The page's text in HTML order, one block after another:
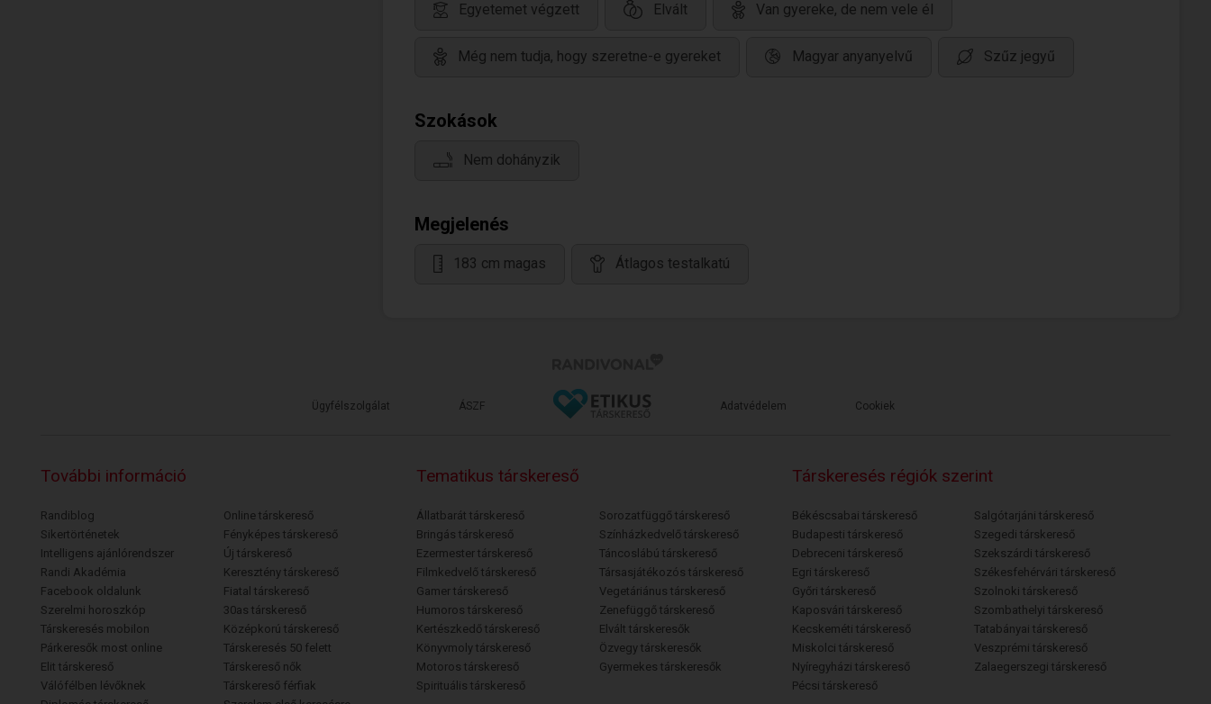
Egyetemet végzett Elvált Van gyereke, de nem vele él
Még nem tudja, hogy szeretne-e gyereket Magyar anyanyelvű Szűz jegyű
Szokások
Nem dohányzik
Megjelenés
183 cm magas Átlagos testalkatú
Ügyfélszolgálat ÁSZF Adatvédelem Cookiek
További információ
Randiblog
Sikertörténetek
Intelligens ajánlórendszer
Randi Akadémia
Facebook oldalunk
Szerelmi horoszkóp
Társkeresés mobilon
Párkeresők most online
Elit társkereső
Válófélben lévőknek
Online társkereső
Fényképes társkereső
Új társkereső
Keresztény társkereső
Fiatal társkereső
30as társkereső
Középkorú társkereső
Társkeresés 50 felett
Társkereső nők
Társkereső férfiak
Tematikus társkereső
Állatbarát társkereső
Bringás társkereső
Ezermester társkereső
Filmkedvelő társkereső
Gamer társkereső
Humoros társkereső
Kertészkedő társkereső
Könyvmoly társkereső
Motoros társkereső
Spirituális társkereső
Sorozatfüggő társkereső
Színházkedvelő társkereső
Táncoslábú társkereső
Társasjátékozós társkereső
Vegetáriánus társkereső
Zenefüggő társkereső
Elvált társkeresők
Özvegy társkeresők
Gyermekes társkeresők
Társkeresés régiók szerint
Békéscsabai társkereső
Budapesti társkereső
Debreceni társkereső
Egri társkereső
Győri társkereső
Kaposvári társkereső
Kecskeméti társkereső
Miskolci társkereső
Nyíregyházi társkereső
Pécsi társkereső
Salgótarjáni társkereső
Szegedi társkereső
Szekszárdi társkereső
Székesfehérvári társkereső
Szolnoki társkereső
Szombathelyi társkereső
Tatabányai társkereső
Veszprémi társkereső
Zalaegerszegi társkereső